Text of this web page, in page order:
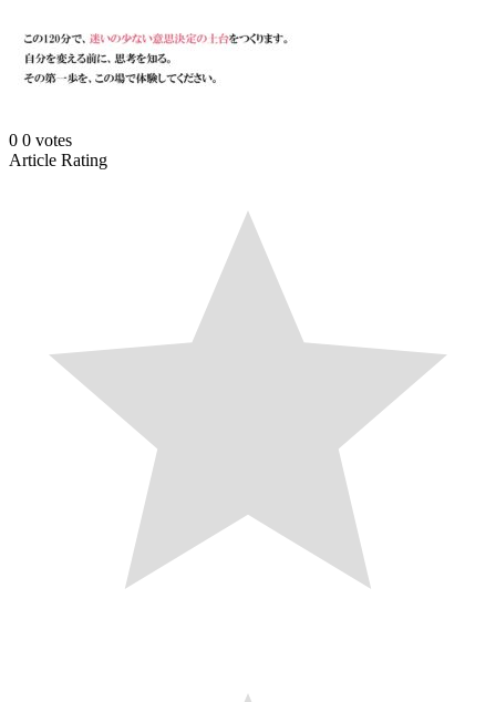
0 0 votes
Article Rating